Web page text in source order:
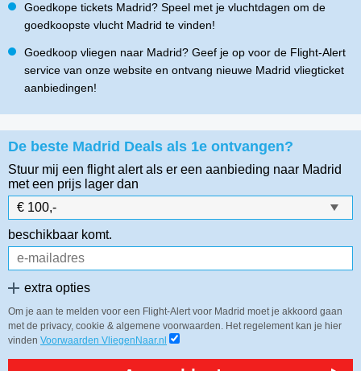
Goedkope tickets Madrid? Speel met je vluchtdagen om de
goedkoopste vlucht Madrid te vinden!
Goedkoop vliegen naar Madrid? Geef je op voor de Flight-Alert
service van onze website en ontvang nieuwe Madrid vliegticket
aanbiedingen!
De beste Madrid Deals als 1e ontvangen?
Stuur mij een flight alert als er een aanbieding naar Madrid
met een prijs lager dan
beschikbaar komt.
extra opties
Om je aan te melden voor een Flight-Alert voor Madrid moet je akkoord gaan
met de privacy, cookie & algemene voorwaarden. Het regelement kan je hier
vinden Voorwaarden VliegenNaar.nl